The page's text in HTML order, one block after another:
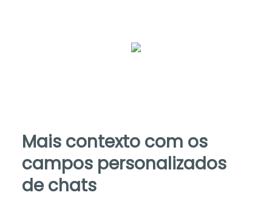
Mais contexto com os
campos personalizados
de chats